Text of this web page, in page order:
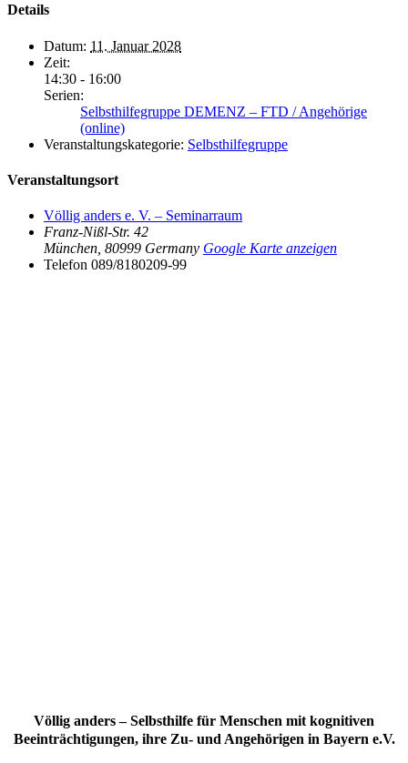
Details
Datum: 11. Januar 2028
Zeit:
14:30 - 16:00
Serien:
Selbsthilfegruppe DEMENZ – FTD / Angehörige
(online)
Veranstaltungskategorie: Selbsthilfegruppe
Veranstaltungsort
Völlig anders e. V. – Seminarraum
Franz-Nißl-Str. 42
München 80999 Germany Google Karte anzeigen
Telefon 089/8180209-99
Völlig anders – Selbsthilfe für Menschen mit kognitiven
Beeinträchtigungen, ihre Zu- und Angehörigen in Bayern e.V.